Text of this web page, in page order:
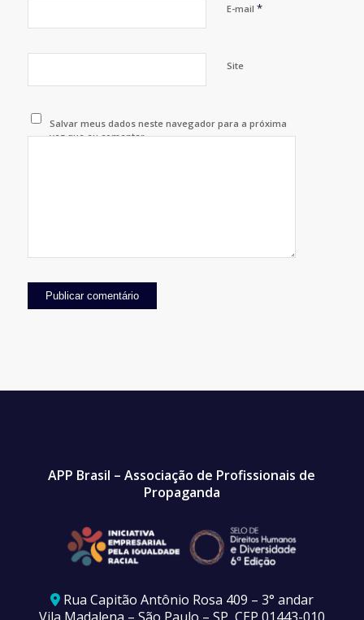
E-mail *
Site
Salvar meus dados neste navegador para a próxima
vez que eu comentar.
APP Brasil – Associação de Profissionais de
Propaganda
Rua Capitão Antônio Rosa 409 – 3° andar